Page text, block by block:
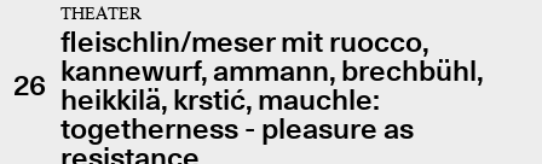
26
THEATER
fleischlin/meser mit ruocco,
kannewurf, ammann, brechbühl,
heikkilä, krstić, mauchle:
togetherness - pleasure as